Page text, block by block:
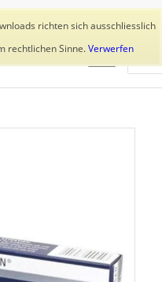
richten sich ausschliesslich
rechtlichen Sinne.Verwerfen
👥 Kundenkonto